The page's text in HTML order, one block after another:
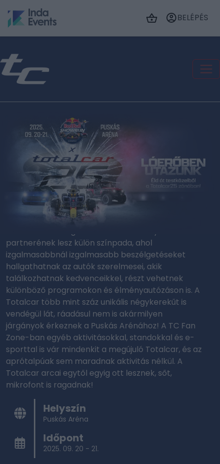
BELÉPÉS
JEGYVÁSÁRLÁS
REDBULL SHOWRUN
Éld át testközelből, a
Totalcar25 zónában.
Az idén 25. születésnapját ünneplő Totalcar
különleges programokkal várja a Red Bull
partnerének lesz külön színpada, ahol
izgalmasabbnál izgalmasabb beszélgetéseket
hallgathatnak az autók szerelmesei, akik
találkozhatnak kedvenceikkel, részt vehetnek
különböző programokon és élményautózáson is. A
Totalcar több mint száz unikális négykerekűt is
vendégül lát, ráadásul nem is akármilyen
járgányok érkeznek a Puskás Arénához! A TC Fan
Zone-ban egyéb aktivitásokkal, standokkal és e-
sporttal is vár mindenkit a megújuló Totalcar, és az
aprótalpúak sem maradnak aktivitás nélkül. A
Totalcar arcai egytől egyig ott lesznek, sőt,
mikrofont is ragadnak!
Helyszín
Puskás Aréna
Időpont
2025. 09. 20 - 21.